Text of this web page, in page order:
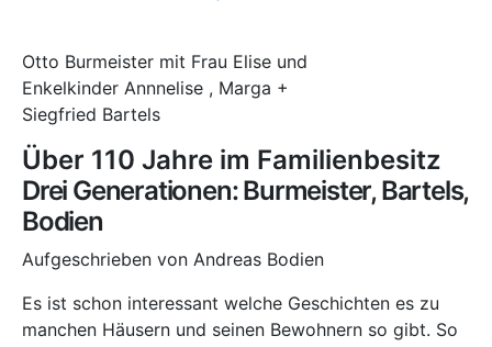
Otto Burmeister mit Frau Elise und
Enkelkinder Annnelise , Marga +
Siegfried Bartels
Über 110 Jahre im Familienbesitz
Drei Generationen: Burmeister, Bartels,
Bodien
Aufgeschrieben von Andreas Bodien
Es ist schon interessant welche Geschichten es zu
manchen Häusern und seinen Bewohnern so gibt. So